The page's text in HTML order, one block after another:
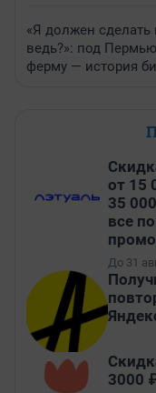
«Я должен
ведь?»: под
ферму — история
от 15
35
все
До 31
3000